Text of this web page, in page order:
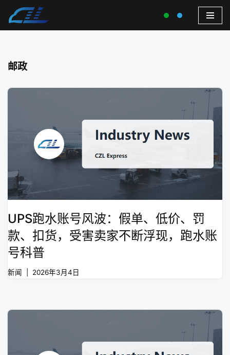
邮政
UPS跑水账号风波：假单、低价、罚
款、扣货，受害卖家不断浮现，跑水账
号科普
新闻 2026年3月4日